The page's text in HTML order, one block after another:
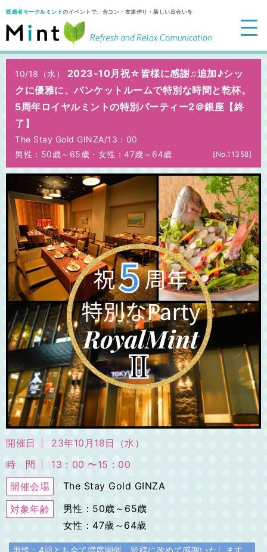
既婚者サークルミントのイベントで、合コン・友達作り・新しい出会いを
10/18（水）
2023-10月祝☆皆様に感謝♫追加♪シッ
クに優雅に、バンケットルームで特別な時間と乾杯。
5周年ロイヤルミントの特別パーティー2＠銀座【終
了】
The Stay Gold GINZA/13：00
男性：50歳～65歳 ・ 女性：47歳～64歳 [No.11358]
開催日
23年10月18日（水）
時 間
13：00 〜15：00
開催会場
The Stay Gold GINZA
対象年齢
男性：50歳～65歳
女性：47歳～64歳
男性：4回とも全て増席開催、皆様に改めて感謝いたします。